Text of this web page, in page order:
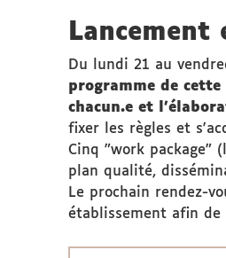
Du lundi 21 au
programme de
chacun.e et
fixer les règles et
Cinq "work package"
plan qualité,
Le prochain rendez-
établissement afin